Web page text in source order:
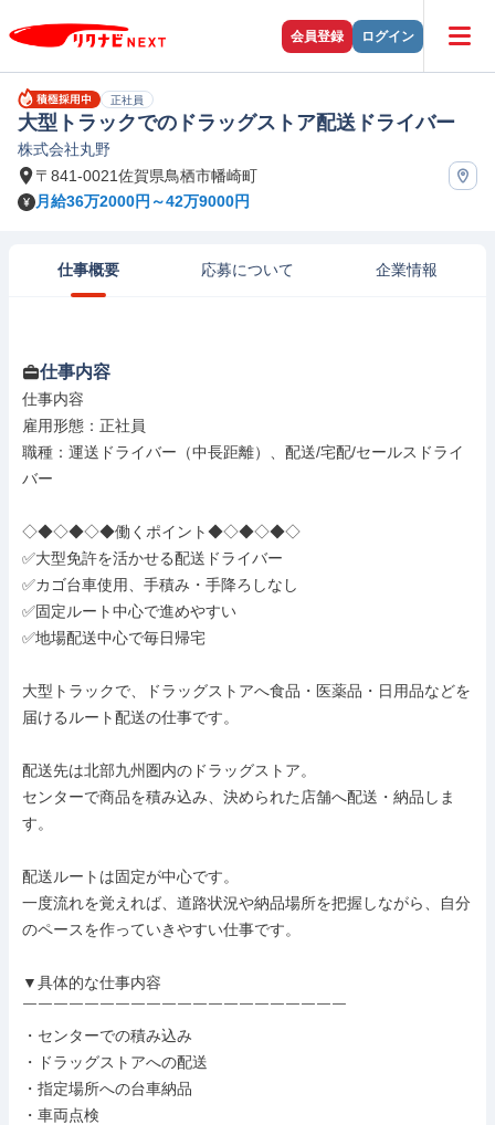
会員登録 ログイン
正社員
大型トラックでのドラッグストア配送ドライバー
株式会社丸野
〒841-0021佐賀県鳥栖市幡崎町
月給36万2000円～42万9000円
仕事概要 応募について 企業情報
仕事内容
仕事内容
雇用形態：正社員
職種：運送ドライバー（中長距離）、配送/宅配/セールスドライ
バー
◇◆◇◆◇◆働くポイント◆◇◆◇◆◇
✅大型免許を活かせる配送ドライバー
✅カゴ台車使用、手積み・手降ろしなし
✅固定ルート中心で進めやすい
✅地場配送中心で毎日帰宅
大型トラックで、ドラッグストアへ食品・医薬品・日用品などを
届けるルート配送の仕事です。
配送先は北部九州圏内のドラッグストア。
センターで商品を積み込み、決められた店舗へ配送・納品しま
す。
配送ルートは固定が中心です。
一度流れを覚えれば、道路状況や納品場所を把握しながら、自分
のペースを作っていきやすい仕事です。
▼具体的な仕事内容
￣￣￣￣￣￣￣￣￣￣￣￣￣￣￣￣￣￣￣￣￣
・センターでの積み込み
・ドラッグストアへの配送
・指定場所への台車納品
・車両点検